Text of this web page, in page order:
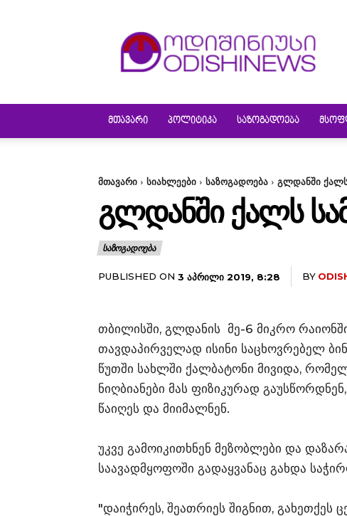
ᲛᲗᲐᲕᲐᲠᲘ ᲞᲝᲚᲘᲢᲘᲙᲐ ᲡᲐᲖᲝᲒᲐᲓᲝᲔᲑᲐ
მთავარი სიახლეები საზოგადოება გლდანში ქალს
ᲒᲚᲓᲐᲜᲨᲘ ᲥᲐᲚᲡ
ᲡᲐᲖᲝᲒᲐᲓᲝᲔᲑᲐ
PUBLISHED ON 3 ᲐᲞᲠᲘᲚᲘ 2019, 8:28 BY
თბილისში, გლდანის მე-6 მიკრო
თავდაპირველად ისინი საცხოვრებელ
წუთში სახლში ქალბატონი მივიდა,
ნიღბიანები მას ფიზიკურად
წაიღეს და მიიმალნენ.
უკვე გამოიკითხნენ მეზობლები და
საავადმყოფოში გადაყვანაც გახდა
"დაიჭირეს, შეათრიეს შიგნით, გახეთქეს